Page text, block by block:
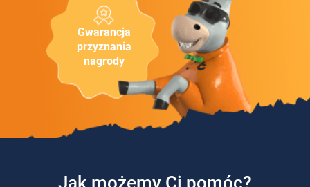
Gwarancja
przyznania
nagrody